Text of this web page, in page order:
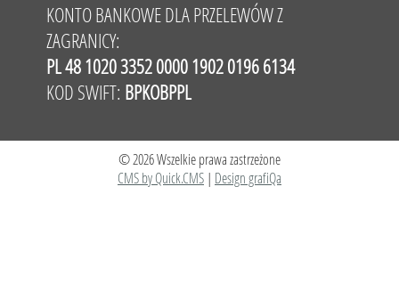
KONTO BANKOWE DLA PRZELEWÓW Z
ZAGRANICY:
PL 48 1020 3352 0000 1902 0196 6134
KOD SWIFT: BPKOBPPL
© 2026 Wszelkie prawa zastrzeżone
CMS by Quick.CMS | Design grafiQa